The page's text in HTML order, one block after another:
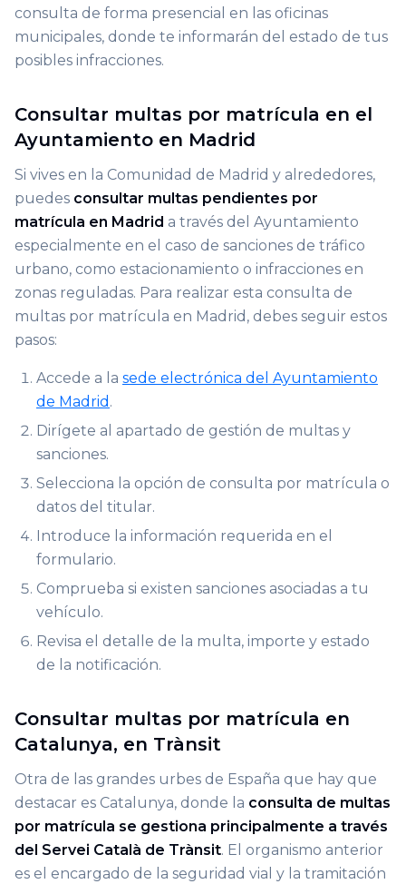
consulta de forma presencial en las oficinas
municipales, donde te informarán del estado de tus
posibles infracciones.
Consultar multas por matrícula en el
Ayuntamiento en Madrid
Si vives en la Comunidad de Madrid y alrededores,
puedes consultar multas pendientes por
matrícula en Madrid a través del Ayuntamiento
especialmente en el caso de sanciones de tráfico
urbano, como estacionamiento o infracciones en
zonas reguladas. Para realizar esta consulta de
multas por matrícula en Madrid, debes seguir estos
pasos:
Accede a la sede electrónica del Ayuntamiento
de Madrid .
Dirígete al apartado de gestión de multas y
sanciones.
Selecciona la opción de consulta por matrícula o
datos del titular.
Introduce la información requerida en el
formulario.
Comprueba si existen sanciones asociadas a tu
vehículo.
Revisa el detalle de la multa, importe y estado
de la notificación.
Consultar multas por matrícula en
Catalunya, en Trànsit
Otra de las grandes urbes de España que hay que
destacar es Catalunya, donde la consulta de multas
por matrícula se gestiona principalmente a través
del Servei Català de Trànsit. El organismo anterior
es el encargado de la seguridad vial y la tramitación